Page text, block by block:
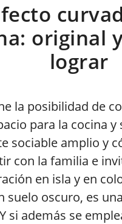
original
lograr
la posibilidad de
para la cocina y
sociable amplio y
con la familia e
en isla y en
suelo oscuro, es
si además se